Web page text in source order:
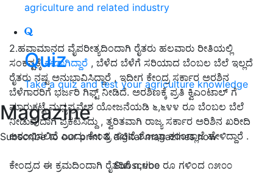
agriculture and related industry
Quiz
Take a quiz and test your agriculture knowledge
Magazine
Subscribe to our print & digital magazines now
Subscribe
2.ಹವಾಮಾನದ ವೈಪರೀತ್ಯದಿಂದಾಗಿ ರೈತರು ಹಲವಾರು ರೀತಿಯಲ್ಲಿ
ಸಂಕಷ್ಟಕ್ಕೆಈಡಾಗಿದ್ದಾರೆ , ಬೆಳೆದ ಬೆಳೆಗೆ ಸರಿಯಾದ ಬೆಂಬಲ ಬೆಲೆ ಇಲ್ಲದೆ
ರೈತರು ನಷ್ಟ ಅನುಭಾವಿಸಿದ್ದಾರೆ , ಇದೀಗ ಕೇಂದ್ರ ಸರ್ಕಾರ ಅರಶಿನ
ಬೆಳೆಗಾರರಿಗೆ ಭರ್ಜರಿ ಗಿಫ್ಟ್ ನೀಡಿದೆ. ಅರಶಿಣಕ್ಕೆ ಪ್ರತಿ ಕ್ವಿಎಂಟಾಲ್ ಗೆ
ಮಾರುಕಟ್ಟೆ ಮಧ್ಯಪ್ರವೇಶ ಯೋಜನೆಯಡಿ ೬,೬೪೪ ರೂ ಬೆಂಬಲ ಬೆಲೆ
ನೀಡುವುದಾಗಿ ಪ್ರಕಟಿಸಿದ್ದು , ತ್ವರಿತವಾಗಿ ರಾಜ್ಯ ಸರ್ಕಾರ ಅರಿಶಿನ ಖರೀದಿ
ಆರಂಭಿಸಲಿದೆ ಎಂದು ಕೇಂದ್ರ ಸಚಿವೆ ಶೋಭಾ ಕರಂದ್ಲಾಜೆ ಹೇಳಿದ್ದಾರೆ .
ಕೇಂದ್ರದ ಈ ಕ್ರಮದಿಂದಾಗಿ ರೈತರಿಗೆ ೧,೪೦೦ ರೂ ಗಳಿಂದ ೧೫೦೦